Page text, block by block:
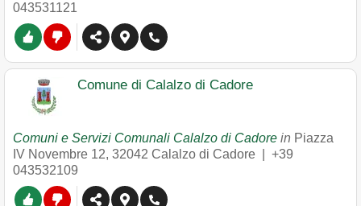
043531121
Comune di Calalzo di Cadore
Comuni e Servizi Comunali Calalzo di Cadore in Piazza
IV Novembre 12, 32042 Calalzo di Cadore
+39
043532109